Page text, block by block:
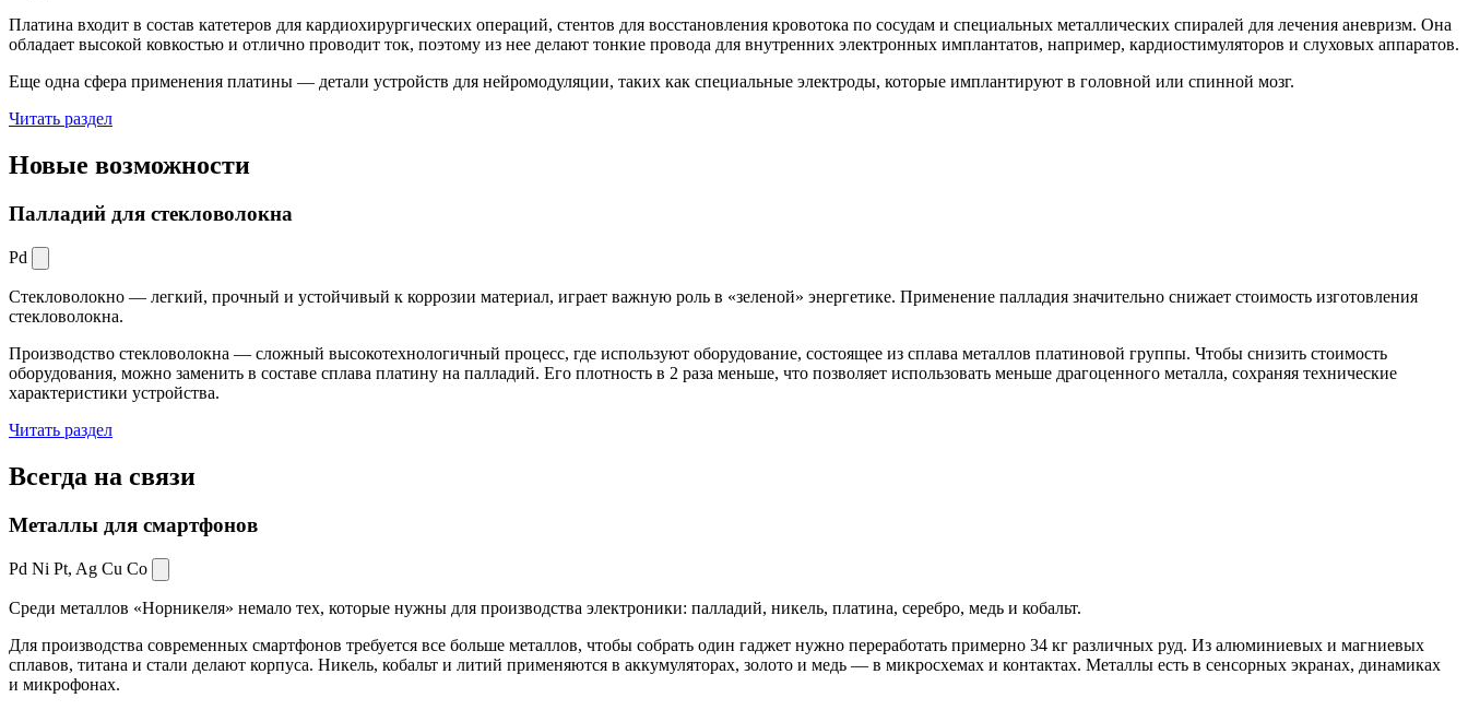
Платина входит в состав катетеров для кардиохирургических операций, стентов для восстановления кровотока по сосудам и специальных металлических спиралей для лечения аневризм. Она
обладает высокой ковкостью и отлично проводит ток, поэтому из нее делают тонкие провода для внутренних электронных имплантатов, например, кардиостимуляторов и слуховых аппаратов.
Еще одна сфера применения платины — детали устройств для нейромодуляции, таких как специальные электроды, которые имплантируют в головной или спинной мозг.
Читать раздел
Новые возможности
Палладий для стекловолокна
Pd
Стекловолокно — легкий, прочный и устойчивый к коррозии материал, играет важную роль в «зеленой» энергетике. Применение палладия значительно снижает стоимость изготовления
стекловолокна.
Производство стекловолокна — сложный высокотехнологичный процесс, где используют оборудование, состоящее из сплава металлов платиновой группы. Чтобы снизить стоимость
оборудования, можно заменить в составе сплава платину на палладий. Его плотность в 2 раза меньше, что позволяет использовать меньше драгоценного металла, сохраняя технические
характеристики устройства.
Читать раздел
Всегда на связи
Металлы для смартфонов
Pd Ni Pt, Ag Cu Co
Среди металлов «Норникеля» немало тех, которые нужны для производства электроники: палладий, никель, платина, серебро, медь и кобальт.
Для производства современных смартфонов требуется все больше металлов, чтобы собрать один гаджет нужно переработать примерно 34 кг различных руд. Из алюминиевых и магниевых
сплавов, титана и стали делают корпуса. Никель, кобальт и литий применяются в аккумуляторах, золото и медь — в микросхемах и контактах. Металлы есть в сенсорных экранах, динамиках
и микрофонах.